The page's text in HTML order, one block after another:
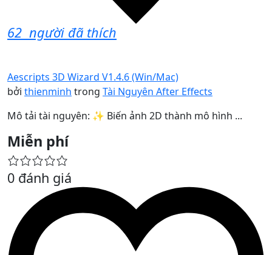
62 người đã thích
Aescripts 3D Wizard V1.4.6 (Win/Mac)
bởi thienminh trong Tài Nguyên After Effects
Mô tải tài nguyên: ✨ Biến ảnh 2D thành mô hình ...
Miễn phí
0 đánh giá